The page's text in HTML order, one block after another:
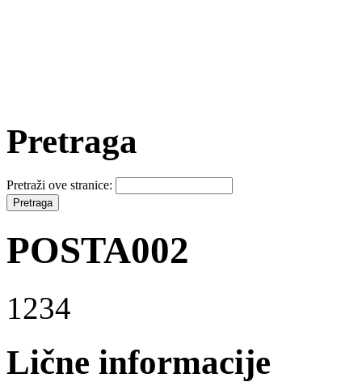
Pretraga
Pretraži ove stranice:
POSTA002
1234
Lične informacije